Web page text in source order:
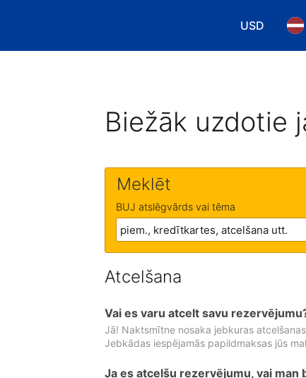
USD
Izvēlēties
Biežāk uzdotie
Meklēt
BUJ atslēgvārds vai tēma
Atcelšana
Vai es varu atcelt savu
Jā! Naktsmītne nosaka jebkuras
Jebkādas iespējamās papildmaksas jūs
Ja es atcelšu rezervējumu, vai man